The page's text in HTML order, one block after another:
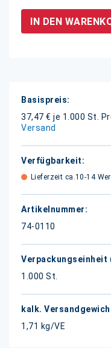
IN DEN
Weitere
Informationen
37,47 € je 1.000 St.
Versand
Lieferzeit ca.10-14
74-0110
1.000 St.
1,71 kg/VE